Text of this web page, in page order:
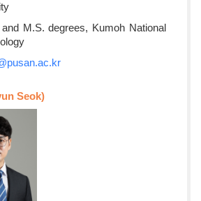
M.S. degrees, Kumoh National
Seok)